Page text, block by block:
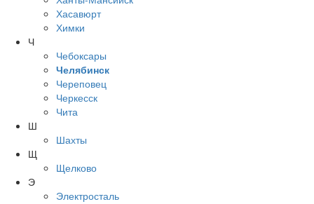
Хасавюрт
Химки
Ч
Чебоксары
Челябинск
Череповец
Черкесск
Чита
Ш
Шахты
Щ
Щелково
Э
Электросталь